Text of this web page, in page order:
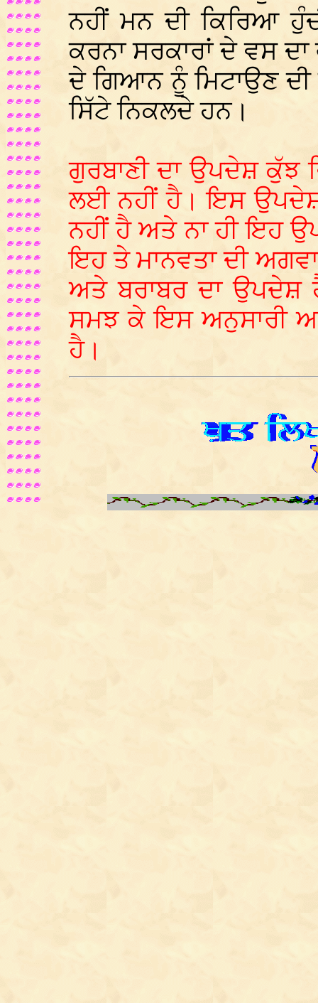
ਨਹੀਂ ਮਨ ਦੀ ਕਿਰਿਆ
ਕਰਨਾ ਸਰਕਾਰਾਂ ਦੇ ਵਸ
ਦੇ ਗਿਆਨ ਨੂੰ ਮਿਟਾਉਣ
ਸਿੱਟੇ ਨਿਕਲਦੇ ਹਨ।
ਗੁਰਬਾਣੀ ਦਾ ਉਪਦੇਸ਼ ਕੁੱਝ
ਲਈ ਨਹੀਂ ਹੈ। ਇਸ ਉਪਦੇਸ਼
ਨਹੀਂ ਹੈ ਅਤੇ ਨਾ ਹੀ ਇਹ
ਇਹ ਤੇ ਮਾਨਵਤਾ ਦੀ
ਅਤੇ ਬਰਾਬਰ ਦਾ
ਸਮਝ ਕੇ ਇਸ ਅਨੁਸਾਰੀ
ਹੈ।